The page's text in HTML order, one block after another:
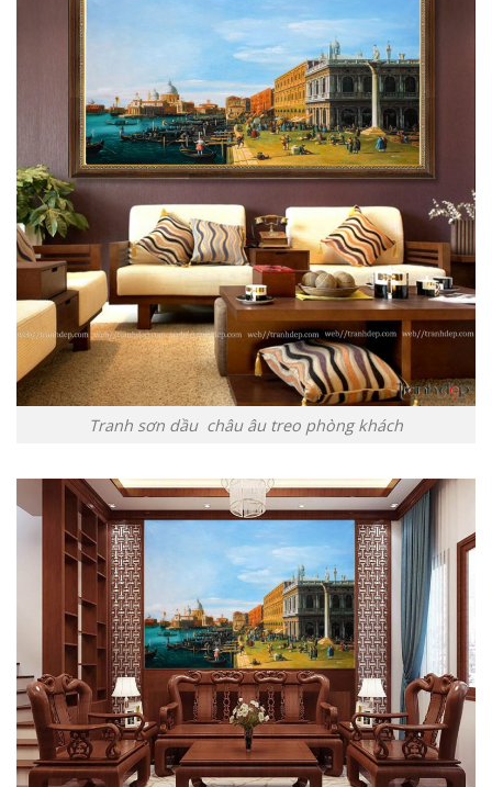
Tranh sơn dầu châu âu treo phòng khách